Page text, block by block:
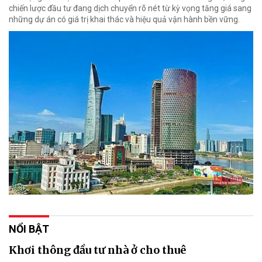
chiến lược đầu tư đang dịch chuyển rõ nét từ kỳ vọng tăng giá sang
những dự án có giá trị khai thác và hiệu quả vận hành bền vững.
NỔI BẬT
Khơi thông đầu tư nhà ở cho thuê